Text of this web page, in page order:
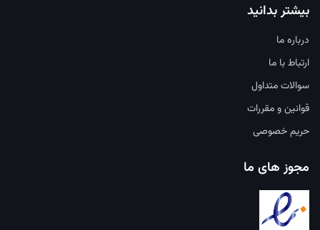
بیشتر بدانید
درباره ما
ارتباط با ما
سوالات متداول
قوانین و مقررات
حریم خصوصی
مجوز های ما